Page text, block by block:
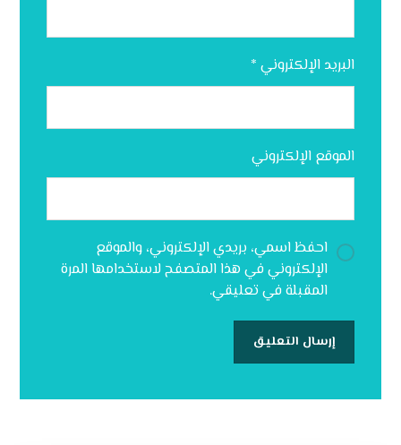
البريد الإلكتروني *
الموقع الإلكتروني
احفظ اسمي، بريدي الإلكتروني، والموقع
الإلكتروني في هذا المتصفح لاستخدامها المرة
المقبلة في تعليقي.